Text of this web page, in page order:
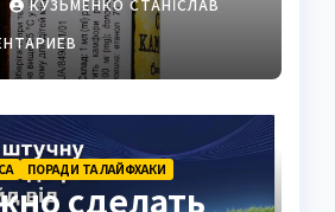
ПОРАДИ ТА ЛАЙФХАКИ
сделать